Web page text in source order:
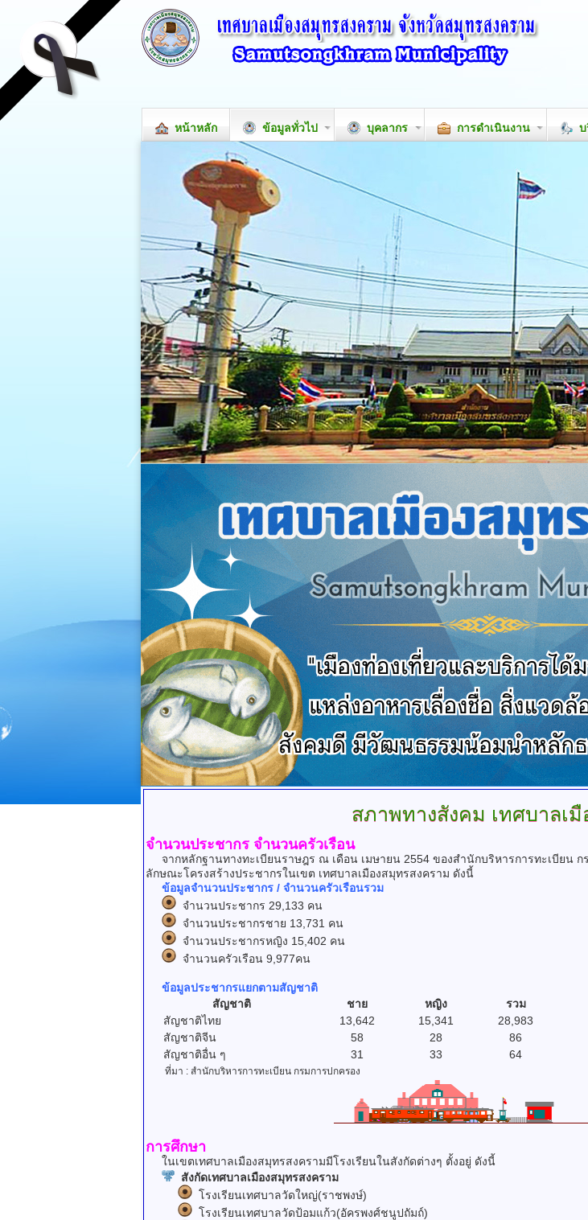
หน้าหลัก ข้อมูลทั่วไป บุคลากร การดำเนินงาน
สภาพทางสังคม เทศบาลเ
จำนวนประชากร จำนวนครัวเรือน
จากหลักฐานทางทะเบียนราษฎร ณ เดือน เมษายน 2554 ของสำนักบริหารการทะเบียน
ลักษณะโครงสร้างประชากรในเขต เทศบาลเมืองสมุทรสงคราม ดังนี้
ข้อมูลจำนวนประชากร / จำนวนครัวเรือนรวม
จำนวนประชากร 29,133 คน
จำนวนประชากรชาย 13,731 คน
จำนวนประชากรหญิง 15,402 คน
จำนวนครัวเรือน 9,977คน
ข้อมูลประชากรแยกตามสัญชาติ
สัญชาติ
ชาย หญิง
รวม
สัญชาติไทย
13,642 15,341
28,983
สัญชาติจีน
58 28
86
สัญชาติอื่น ๆ
31 33 64
ที่มา : สำนักบริหารการทะเบียน กรมการปกครอง
การศึกษา
ในเขตเทศบาลเมืองสมุทรสงครามมีโรงเรียนในสังกัดต่างๆ ตั้งอยู่ ดังนี้
สังกัดเทศบาลเมืองสมุทรสงคราม
โรงเรียนเทศบาลวัดใหญ่(ราชพงษ์)
โรงเรียนเทศบาลวัดป้อมแก้ว(อัครพงศ์ชนูปถัมถ์)